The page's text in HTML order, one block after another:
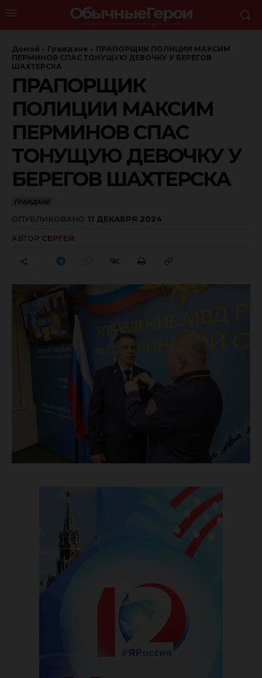
ОбычныеГерои
Домой Граждане
ПРАПОРЩИК ПОЛИЦИИ МАКСИМ
ПЕРМИНОВ СПАС ТОНУЩУЮ ДЕВОЧКУ У БЕРЕГОВ
ШАХТЕРСКА
ПРАПОРЩИК
ПОЛИЦИИ МАКСИМ
ПЕРМИНОВ СПАС
ТОНУЩУЮ ДЕВОЧКУ У
БЕРЕГОВ ШАХТЕРСКА
ГРАЖДАНЕ
ОПУБЛИКОВАНО 11 ДЕКАБРЯ 2024
АВТОР СЕРГЕЙ